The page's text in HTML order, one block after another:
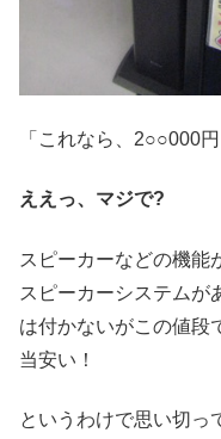
「これなら、2○○000
ええっ、マジで?
スピーカーなどの機能
スピーカーシステムが
は付かないがこの値段
当安い！
というわけで思い切っ